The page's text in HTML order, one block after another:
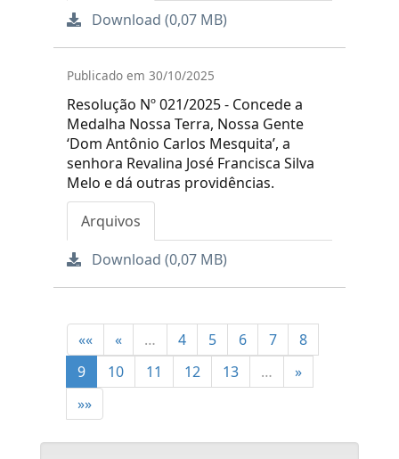
Download (0,07 MB)
Publicado em 30/10/2025
Resolução Nº 021/2025 - Concede a
Medalha Nossa Terra, Nossa Gente
‘Dom Antônio Carlos Mesquita’, a
senhora Revalina José Francisca Silva
Melo e dá outras providências.
Arquivos
Download (0,07 MB)
«« « … 4 5 6 7
8
9
10 11 12 13 …
»
»»